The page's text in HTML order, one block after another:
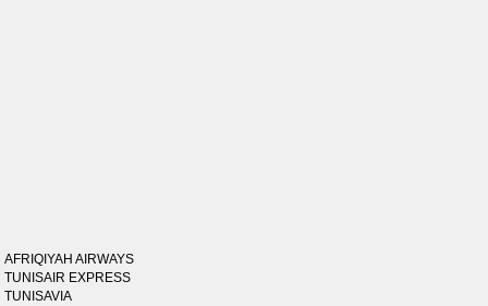
AFRIQIYAH AIRWAYS
TUNISAIR EXPRESS
TUNISAVIA